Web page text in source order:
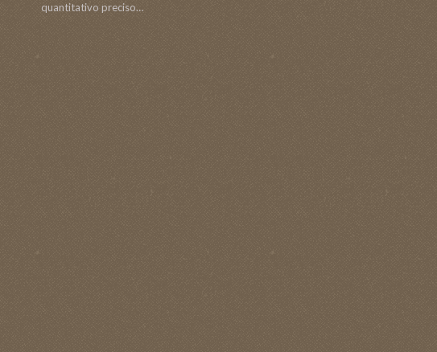
quantitativo preciso…